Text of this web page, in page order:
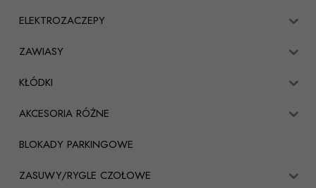
ELEKTROZACZEPY
ZAWIASY
KŁÓDKI
AKCESORIA RÓŻNE
BLOKADY PARKINGOWE
ZASUWY/RYGLE CZOŁOWE